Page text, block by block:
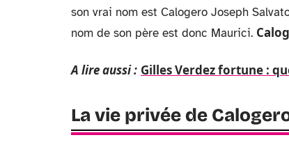
son vrai nom est Calogero Joseph
nom de son père est donc Maurici.
A lire aussi : Gilles Verdez fortune :
La vie privée de